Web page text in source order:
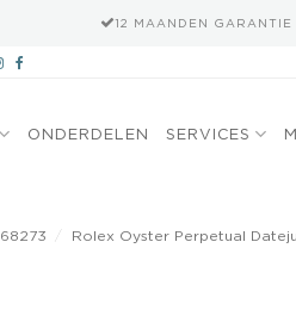
12 MAANDEN GARANTIE
ONDERDELEN SERVICES
68273 Rolex Oyster Perpetual